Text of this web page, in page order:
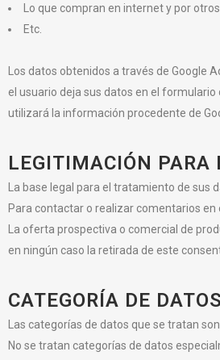
Lo que compran en internet y por
Etc.
Los datos obtenidos a través de Google
el usuario deja sus datos en el
utilizará la información procedente de
LEGITIMACIÓN PARA
La base legal para el tratamiento de sus
Para contactar o realizar comentarios
La oferta prospectiva o comercial de
en ningún caso la retirada de este
CATEGORÍA DE DATOS
Las categorías de datos que se tratan
No se tratan categorías de datos